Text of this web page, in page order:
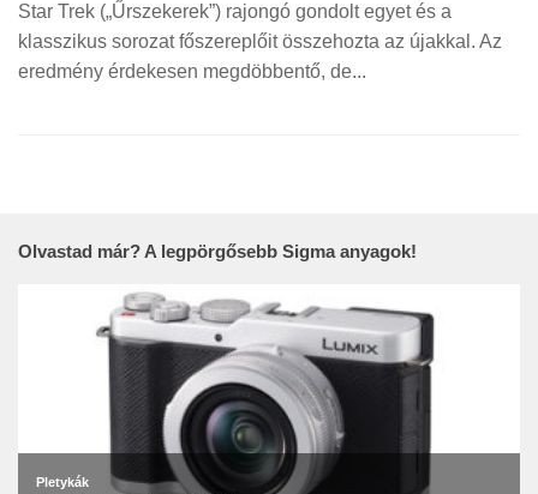
Star Trek („Űrszekerek”) rajongó gondolt egyet és a
klasszikus sorozat főszereplőit összehozta az újakkal. Az
eredmény érdekesen megdöbbentő, de...
Olvastad már? A legpörgősebb Sigma anyagok!